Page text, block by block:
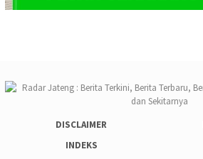
DISCLAIMER
INDEKS